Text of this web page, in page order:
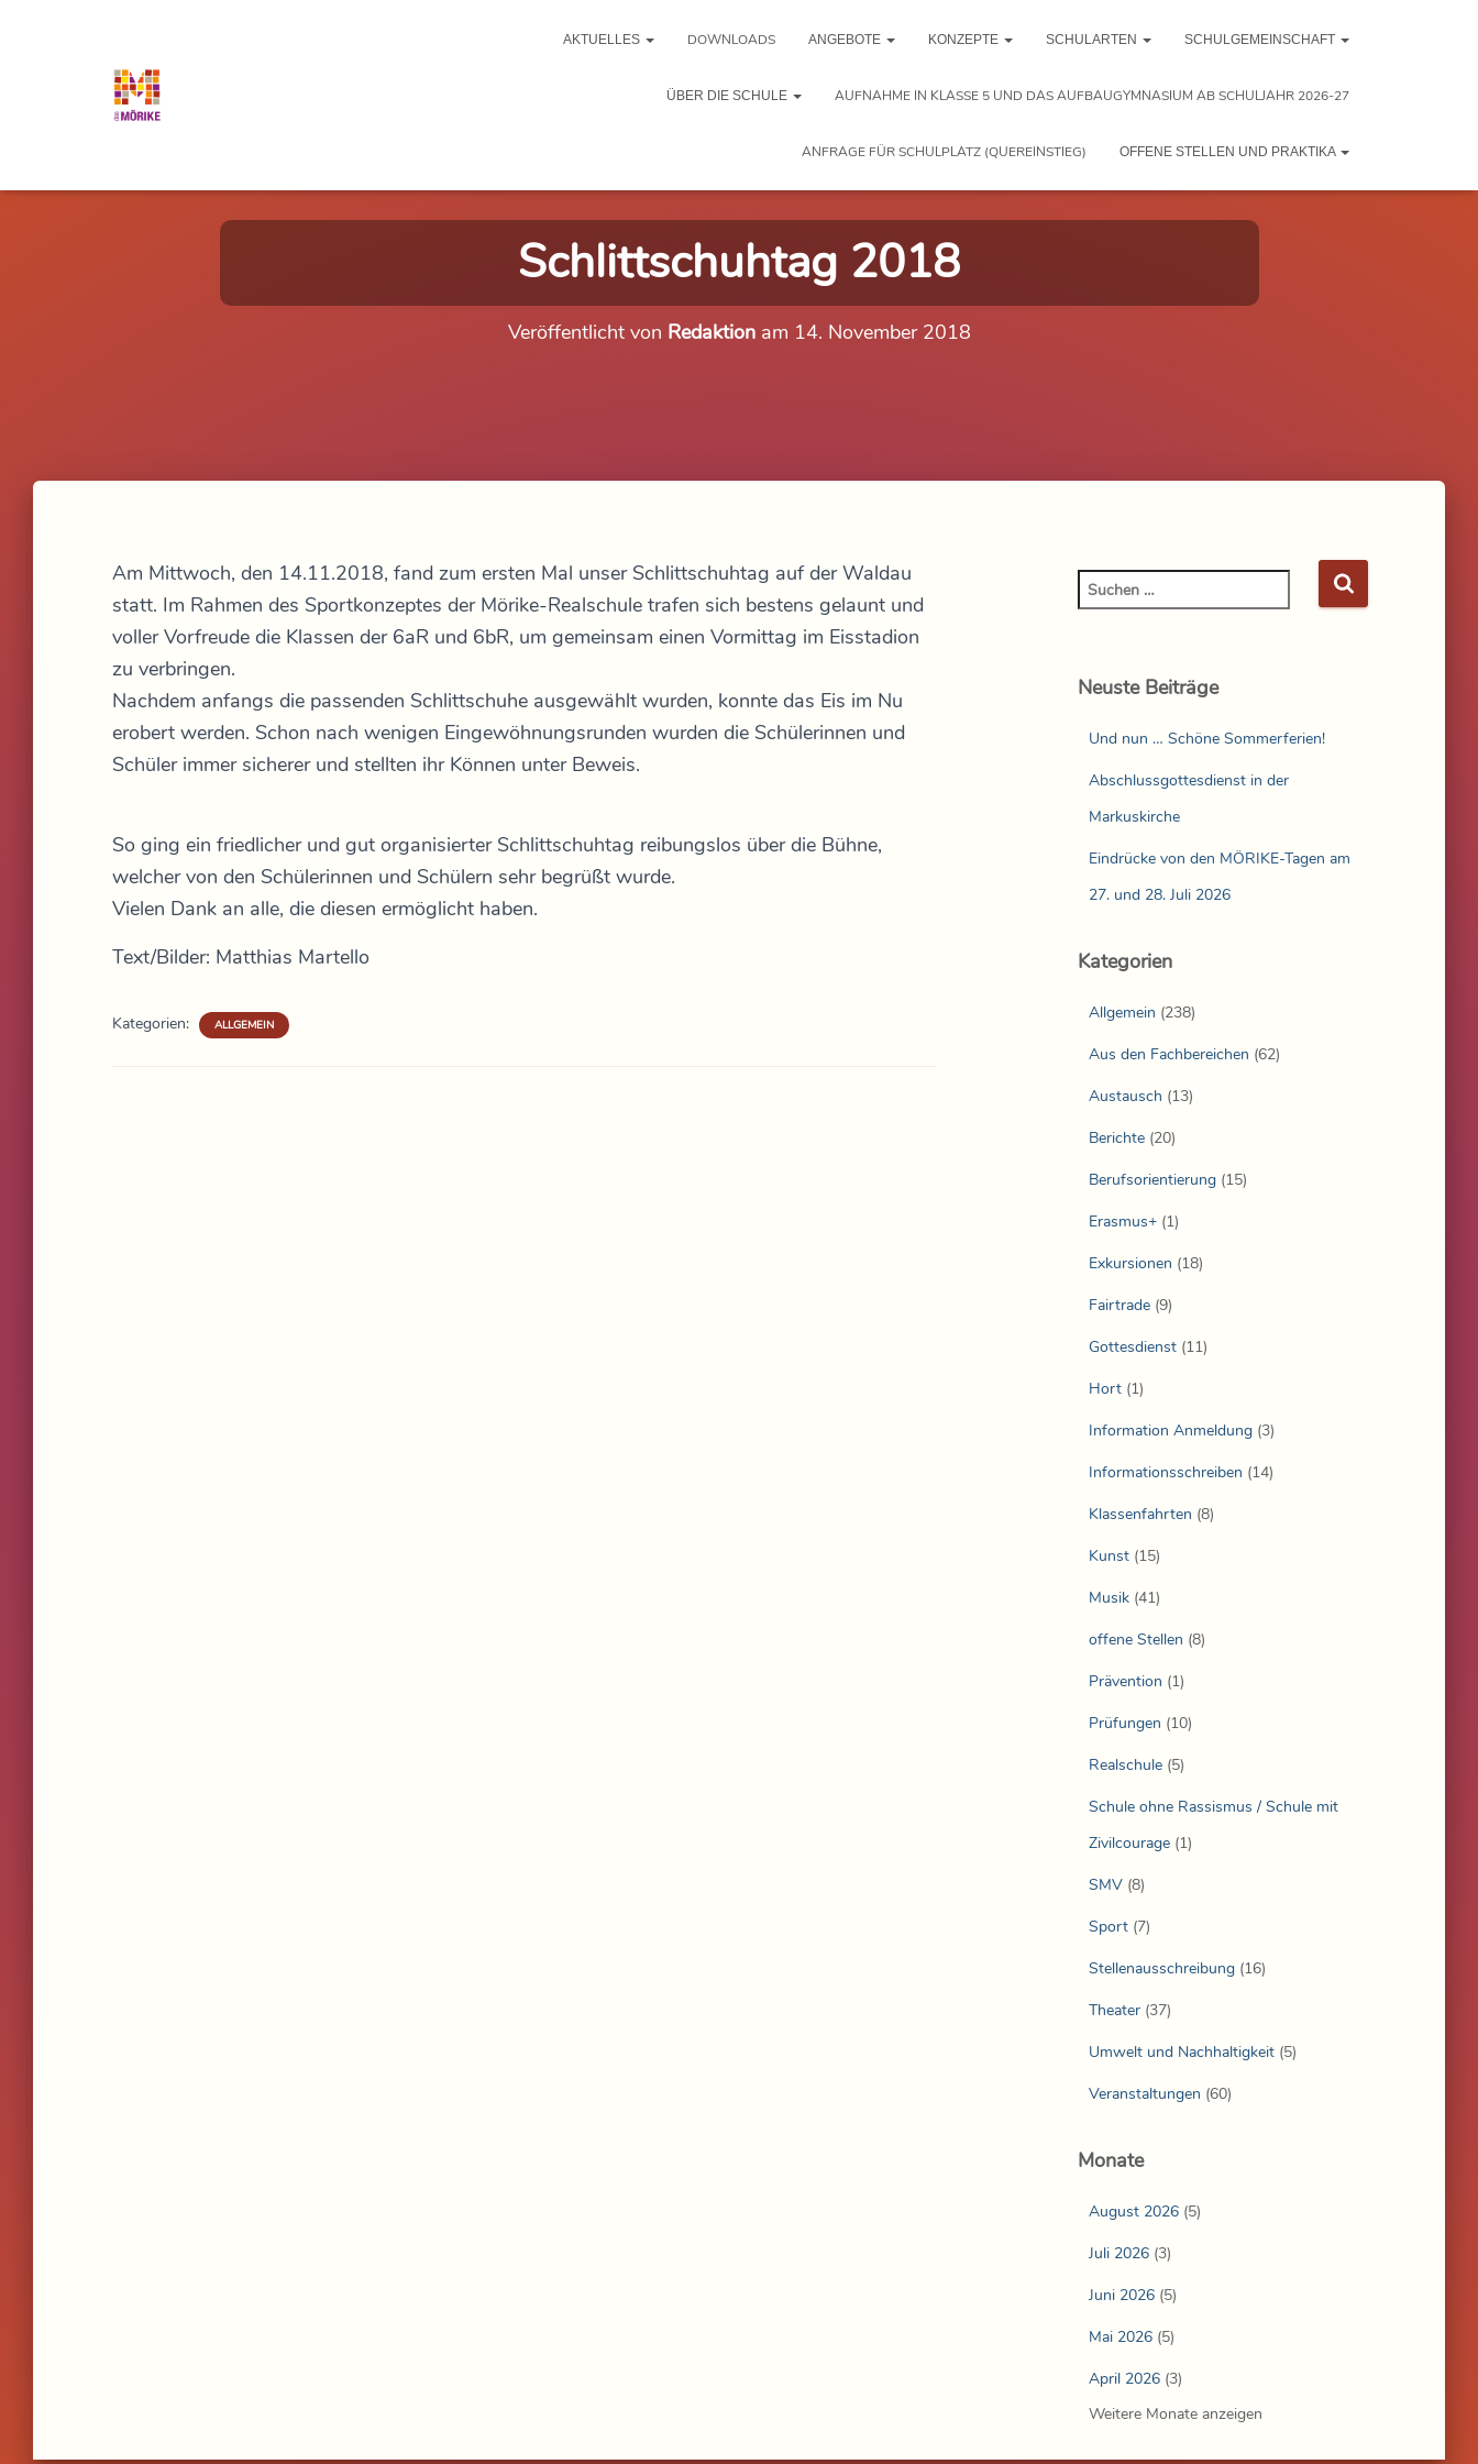
AKTUELLES DOWNLOADS ANGEBOTE KONZEPTE SCHULARTEN SCHULGEMEINSCHAFT
ÜBER DIE SCHULE AUFNAHME IN KLASSE 5 UND DAS AUFBAUGYMNASIUM AB SCHULJAHR 2026-27
ANFRAGE FÜR SCHULPLATZ (QUEREINSTIEG) OFFENE STELLEN UND PRAKTIKA
Schlittschuhtag 2018
Veröffentlicht von Redaktionam 14. November 2018
Am Mittwoch, den 14.11.2018, fand zum ersten Mal unser Schlittschuhtag auf der Waldau
statt. Im Rahmen des Sportkonzeptes der Mörike-Realschule trafen sich bestens gelaunt und
voller Vorfreude die Klassen der 6aR und 6bR, um gemeinsam einen Vormittag im Eisstadion
zu verbringen.
Nachdem anfangs die passenden Schlittschuhe ausgewählt wurden, konnte das Eis im Nu
erobert werden. Schon nach wenigen Eingewöhnungsrunden wurden die Schülerinnen und
Schüler immer sicherer und stellten ihr Können unter Beweis.
So ging ein friedlicher und gut organisierter Schlittschuhtag reibungslos über die Bühne,
welcher von den Schülerinnen und Schülern sehr begrüßt wurde.
Vielen Dank an alle, die diesen ermöglicht haben.
Text/Bilder: Matthias Martello
Kategorien: ALLGEMEIN
Neuste Beiträge
Und nun … Schöne Sommerferien!
Abschlussgottesdienst in der
Markuskirche
Eindrücke von den MÖRIKE-Tagen am
27. und 28. Juli 2026
Kategorien
Allgemein (238)
Aus den Fachbereichen (62)
Austausch (13)
Berichte(20)
Berufsorientierung(15)
Erasmus+(1)
Exkursionen (18)
Fairtrade(9)
Gottesdienst(11)
Hort(1)
Information Anmeldung(3)
Informationsschreiben (14)
Klassenfahrten (8)
Kunst(15)
Musik(41)
offene Stellen (8)
Prävention (1)
Prüfungen (10)
Realschule(5)
Schule ohne Rassismus / Schule mit
Zivilcourage(1)
SMV(8)
Sport(7)
Stellenausschreibung(16)
Theater(37)
Umwelt und Nachhaltigkeit(5)
Veranstaltungen (60)
Monate
August 2026(5)
Juli 2026(3)
Juni 2026(5)
Mai 2026(5)
April 2026(3)
Weitere Monate anzeigen